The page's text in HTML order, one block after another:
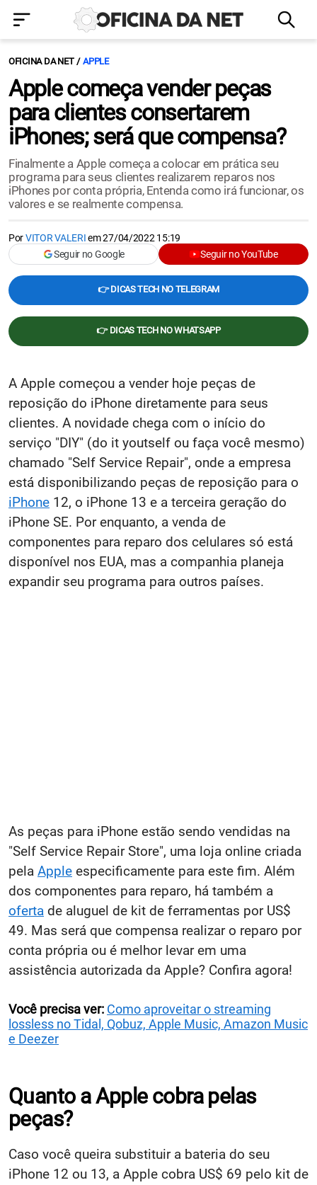
OFICINA DA NET APPLE
Apple começa vender peças
para clientes consertarem
iPhones; será que compensa?
Finalmente a Apple começa a colocar em prática seu
programa para seus clientes realizarem reparos nos
iPhones por conta própria, Entenda como irá funcionar, os
valores e se realmente compensa.
PorVITOR VALERIem27/04/2022 15:19
Seguir no Google
Seguir no YouTube
👉 DICAS TECH NO TELEGRAM
👉 DICAS TECH NO WHATSAPP
A Apple começou a vender hoje peças de
reposição do iPhone diretamente para seus
clientes. A novidade chega com o início do
serviço "DIY" (do it youtself ou faça você mesmo)
chamado "Self Service Repair", onde a empresa
está disponibilizando peças de reposição para o
iPhone 12, o iPhone 13 e a terceira geração do
iPhone SE. Por enquanto, a venda de
componentes para reparo dos celulares só está
disponível nos EUA, mas a companhia planeja
expandir seu programa para outros países.
As peças para iPhone estão sendo vendidas na
"Self Service Repair Store", uma loja online criada
pela Apple especificamente para este fim. Além
dos componentes para reparo, há também a
oferta de aluguel de kit de ferramentas por US$
49. Mas será que compensa realizar o reparo por
conta própria ou é melhor levar em uma
assistência autorizada da Apple? Confira agora!
Você precisa ver: Como aproveitar o streaming
lossless no Tidal, Qobuz, Apple Music, Amazon Music
e Deezer
Quanto a Apple cobra pelas
peças?
Caso você queira substituir a bateria do seu
iPhone 12 ou 13, a Apple cobra US$ 69 pelo kit de